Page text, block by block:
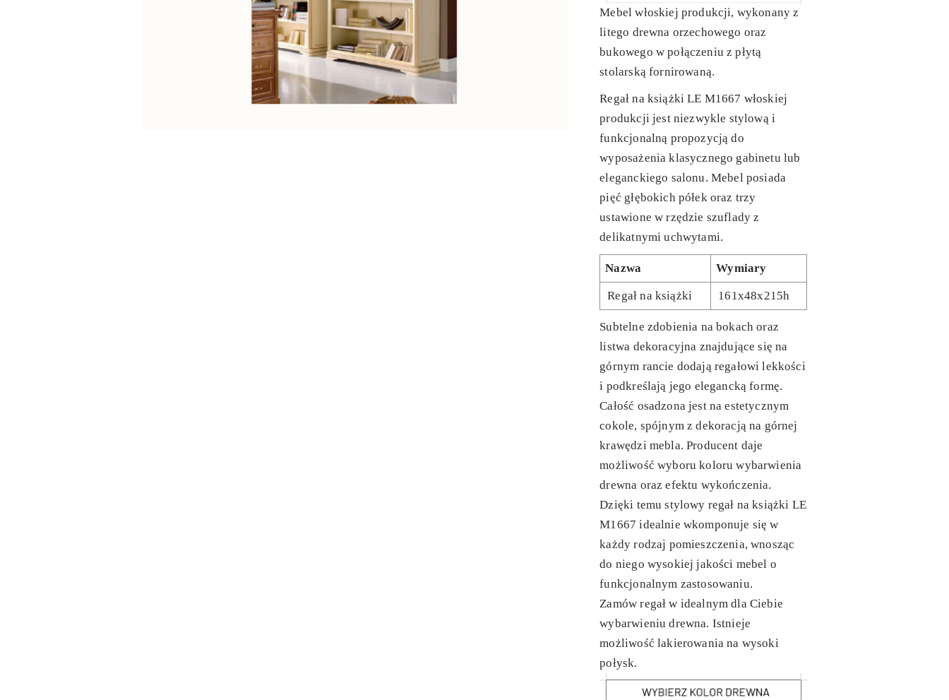
Mebel włoskiej produkcji, wykonany z
litego drewna orzechowego oraz
bukowego w połączeniu z płytą
stolarską fornirowaną.
Regał na książki LE M1667 włoskiej
produkcji jest niezwykle stylową i
funkcjonalną propozycją do
wyposażenia klasycznego gabinetu lub
eleganckiego salonu. Mebel posiada
pięć głębokich półek oraz trzy
ustawione w rzędzie szuflady z
delikatnymi uchwytami.
Nazwa Wymiary
Regał na książki 161x48x215h
Subtelne zdobienia na bokach oraz
listwa dekoracyjna znajdujące się na
górnym rancie dodają regałowi lekkości
i podkreślają jego elegancką formę.
Całość osadzona jest na estetycznym
cokole, spójnym z dekoracją na górnej
krawędzi mebla. Producent daje
możliwość wyboru koloru wybarwienia
drewna oraz efektu wykończenia.
Dzięki temu stylowy regał na książki LE
M1667 idealnie wkomponuje się w
każdy rodzaj pomieszczenia, wnosząc
do niego wysokiej jakości mebel o
funkcjonalnym zastosowaniu.
Zamów regał w idealnym dla Ciebie
wybarwieniu drewna. Istnieje
możliwość lakierowania na wysoki
połysk.